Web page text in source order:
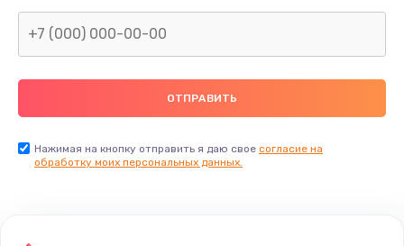
990 руб.
Заказать
Нажимая на кнопку отправить я даю свое согласие на
обработку моих персональных данных.